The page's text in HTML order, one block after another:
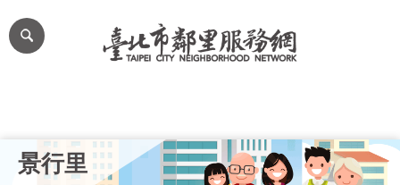
跳到主要內容區塊
網
站
景行里